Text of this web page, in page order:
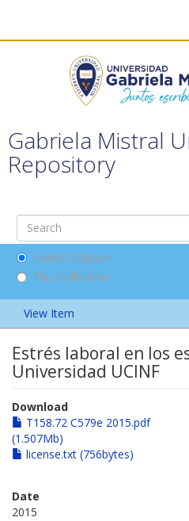
Gabriela Mistral
Repository
Search DSpace
This Collection
View Item
Estrés laboral en los
Universidad UCINF
Download
T158.72 C579e 2015.pdf
(1.507Mb)
license.txt (756bytes)
Date
2015